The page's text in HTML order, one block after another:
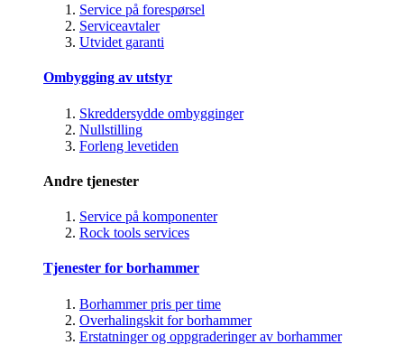
Service på forespørsel
Serviceavtaler
Utvidet garanti
Ombygging av utstyr
Skreddersydde ombygginger
Nullstilling
Forleng levetiden
Andre tjenester
Service på komponenter
Rock tools services
Tjenester for borhammer
Borhammer pris per time
Overhalingskit for borhammer
Erstatninger og oppgraderinger av borhammer